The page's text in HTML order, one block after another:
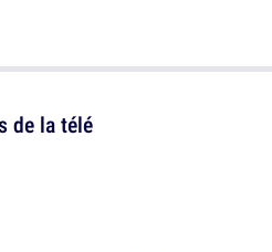
de la télé